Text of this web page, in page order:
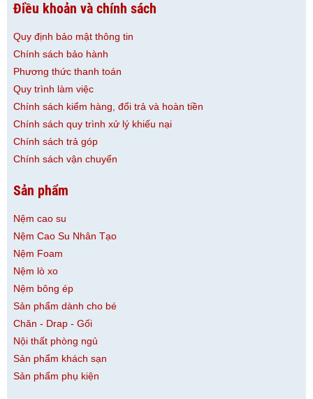
Điều khoản và chính sách
Quy định bảo mật thông tin
Chính sách bảo hành
Phương thức thanh toán
Quy trình làm việc
Chính sách kiểm hàng, đổi trả và hoàn tiền
Chính sách quy trình xử lý khiếu nại
Chính sách trả góp
Chính sách vận chuyển
Sản phẩm
Nệm cao su
Nệm Cao Su Nhân Tạo
Nệm Foam
Nệm lò xo
Nệm bông ép
Sản phẩm dành cho bé
Chăn - Drap - Gối
Nội thất phòng ngủ
Sản phẩm khách sạn
Sản phẩm phụ kiện